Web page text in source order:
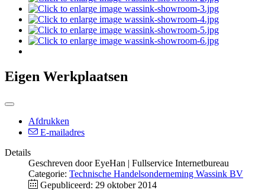
Eigen Werkplaatsen
Afdrukken
E-mailadres
Details
Geschreven doorEyeHan | Fullservice Internetbureau
Categorie: Technische Handelsonderneming Wassink BV
Gepubliceerd: 29 oktober 2014